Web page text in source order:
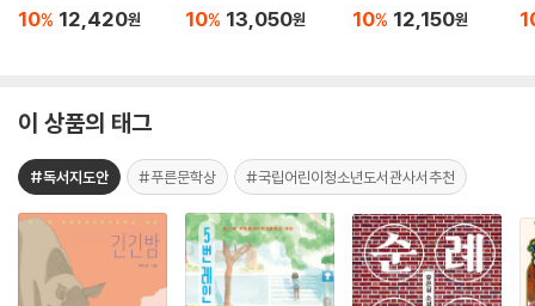
10% 12,420원 10% 13,050원 10% 12,150원
이 상품의 태그
#독서지도안 #푸른문학상 #국립어린이청소년도서관사서추천